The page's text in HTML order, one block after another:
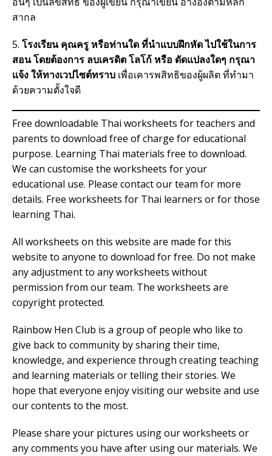
สากล
5. โรงเรียน คุณครู หรือท่านใด ที่นำแบบฝึกหัด ไปใช้ในการ
สอน โดยต้องการ ลบเครดิต โลโก้ หรือ ดัดแปลงใดๆ กรุณา
แจ้ง ให้ทางเวปไซต์ทราบ เพื่อเคารพสิทธิของผู้ผลิต ที่ทำมา
ด้วยความตั้งใจดี
Free downloadable Thai worksheets for teachers and
parents to download free of charge for educational
purpose. Learning Thai materials free to download.
We can customise the worksheets for your
educational use. Please contact our team for more
details. Free worksheets for Thai learners or for those
learning Thai.
All worksheets on this website are made for this
website to anyone to download for free. Do not make
any adjustment to any worksheets without
permission from our team. The worksheets are
copyright protected.
Rainbow Hen Club is a group of people who like to
give back to community by sharing their time,
knowledge, and experience through creating teaching
and learning materials or telling their stories. We
hope that everyone enjoy visiting our website and use
our contents to the most.
Please share your pictures using our worksheets or
any comments you have after using our materials. We